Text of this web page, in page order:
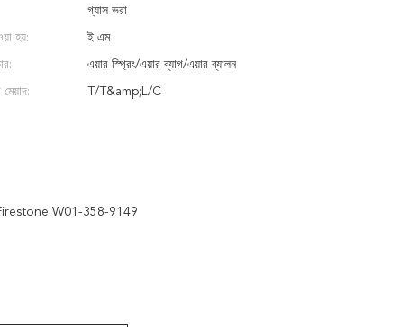
গ্যাস ভরা
হয়: ই এম
এয়ার স্প্রিং/এয়ার ব্যাগ/এয়ার ব্যালন
মেয়াদ: T/T&amp;L/C
Firestone W01-358-9149